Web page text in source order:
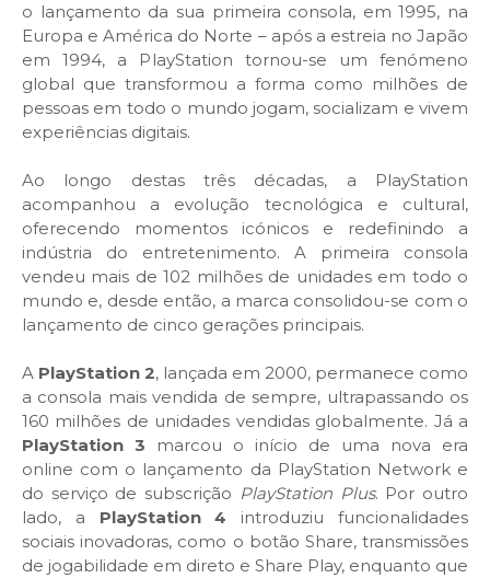
o lançamento da sua primeira consola, em 1995, na
Europa e América do Norte – após a estreia no Japão
em 1994, a PlayStation tornou-se um fenómeno
global que transformou a forma como milhões de
pessoas em todo o mundo jogam, socializam e vivem
experiências digitais.
Ao longo destas três décadas, a PlayStation
acompanhou a evolução tecnológica e cultural,
oferecendo momentos icónicos e redefinindo a
indústria do entretenimento. A primeira consola
vendeu mais de 102 milhões de unidades em todo o
mundo e, desde então, a marca consolidou-se com o
lançamento de cinco gerações principais.
A PlayStation 2, lançada em 2000, permanece como
a consola mais vendida de sempre, ultrapassando os
160 milhões de unidades vendidas globalmente. Já a
PlayStation 3
marcou o início de uma nova era
online com o lançamento da PlayStation Network e
do serviço de subscrição PlayStation Plus. Por outro
lado, a PlayStation 4 introduziu funcionalidades
sociais inovadoras, como o botão Share, transmissões
de jogabilidade em direto e Share Play, enquanto que